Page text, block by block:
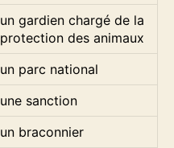
un gardien chargé de la
protection des animaux
un parc national
une sanction
un braconnier